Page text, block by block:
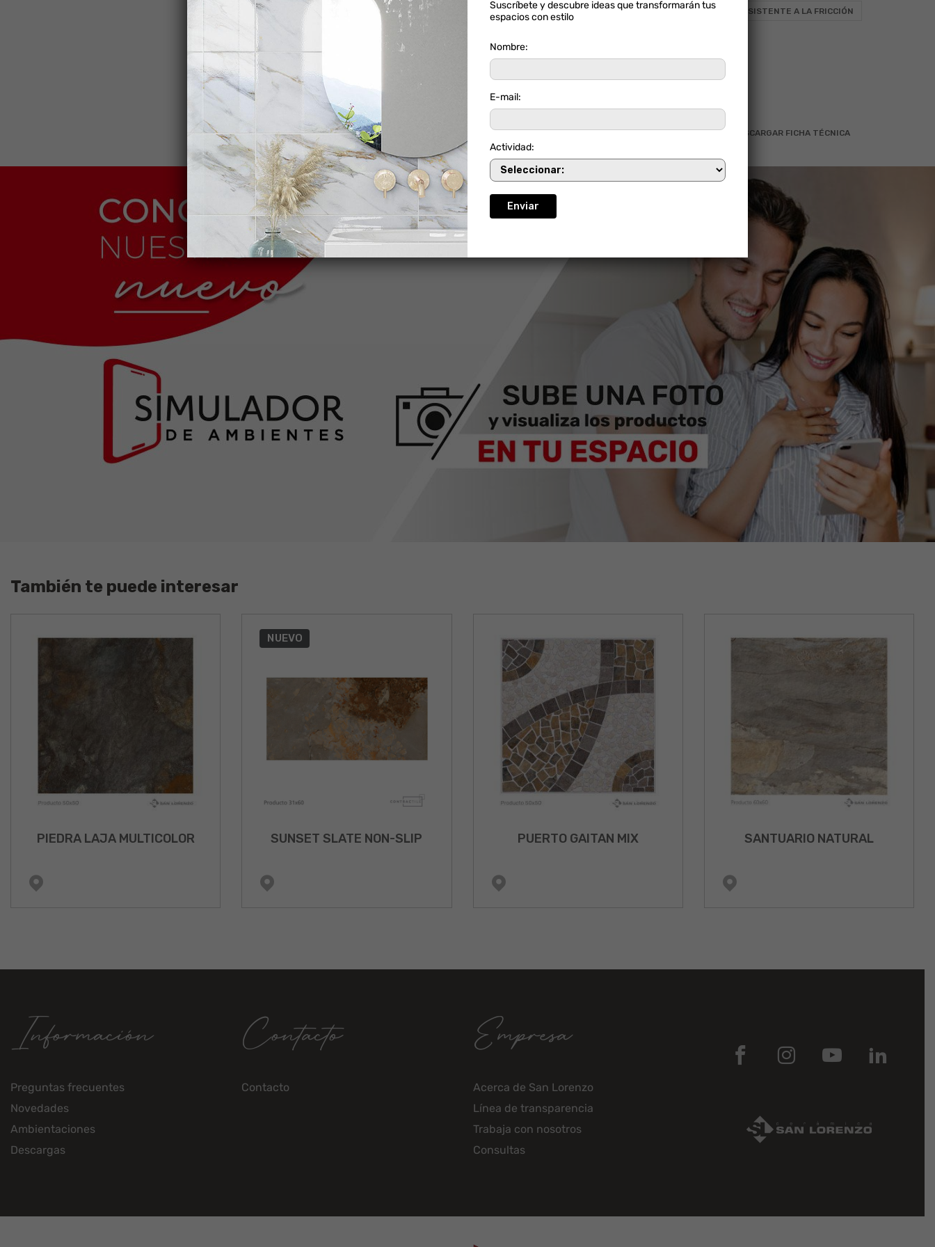
ESTILO RÚSTICO INTERIOR NO RECTIFICADO RESISTENTE A LA FRICCIÓN
Calculadora Alto Ancho Total (m
x
Agregar 10% por desperdicio
ORIGEN:COLOMBIA SKU:SCARTAD16CL DESCARGAR FICHA TÉCNICA
También te puede interesar
PIEDRA LAJA MULTICOLOR
NUEVO
SUNSET SLATE NON-SLIP PUERTO GAITAN MIX SANTUARIO NATURAL
Información
Preguntas frecuentes
Novedades
Ambientaciones
Descargas
Contacto
Contacto
Empresa
Acerca de San Lorenzo
Línea de transparencia
Trabaja con nosotros
Consultas
Suscríbete y descubre ideas que transformarán tus
espacios con estilo
Nombre:
E-mail:
Actividad: